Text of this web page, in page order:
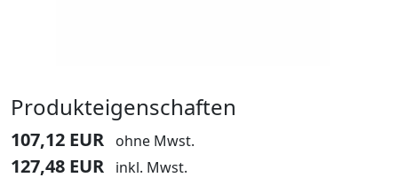
Produkteigenschaften
107,12 EUR ohne Mwst.
127,48 EUR inkl. Mwst.